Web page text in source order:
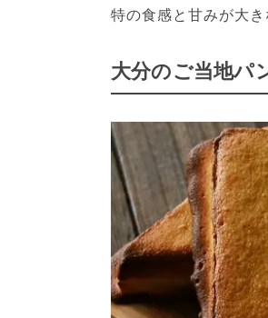
特の食感と甘みが大き
大分のご当地パ